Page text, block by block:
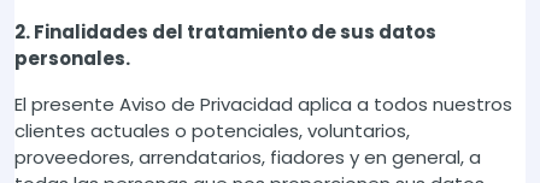
2. Finalidades del tratamiento de sus datos
personales.
El presente Aviso de Privacidad aplica a todos nuestros
clientes actuales o potenciales, voluntarios,
proveedores, arrendatarios, fiadores y en general, a